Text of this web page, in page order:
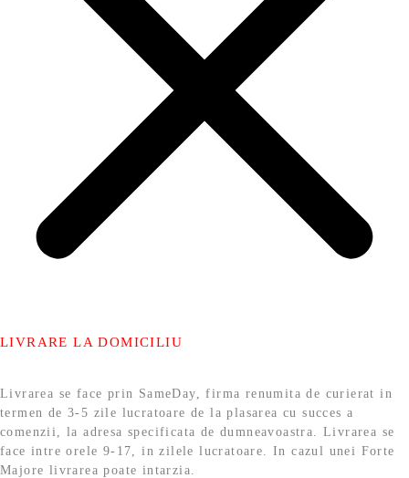
LIVRARE LA DOMICILIU
Livrarea se face prin SameDay, firma renumita de curierat in
termen de 3-5 zile lucratoare de la plasarea cu succes a
comenzii, la adresa specificata de dumneavoastra. Livrarea se
face intre orele 9-17, in zilele lucratoare. In cazul unei Forte
Majore livrarea poate intarzia.